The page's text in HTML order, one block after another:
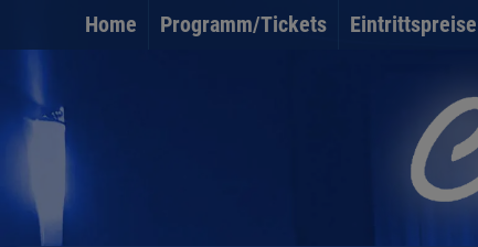
Home Programm/Tickets Eintrittspreise